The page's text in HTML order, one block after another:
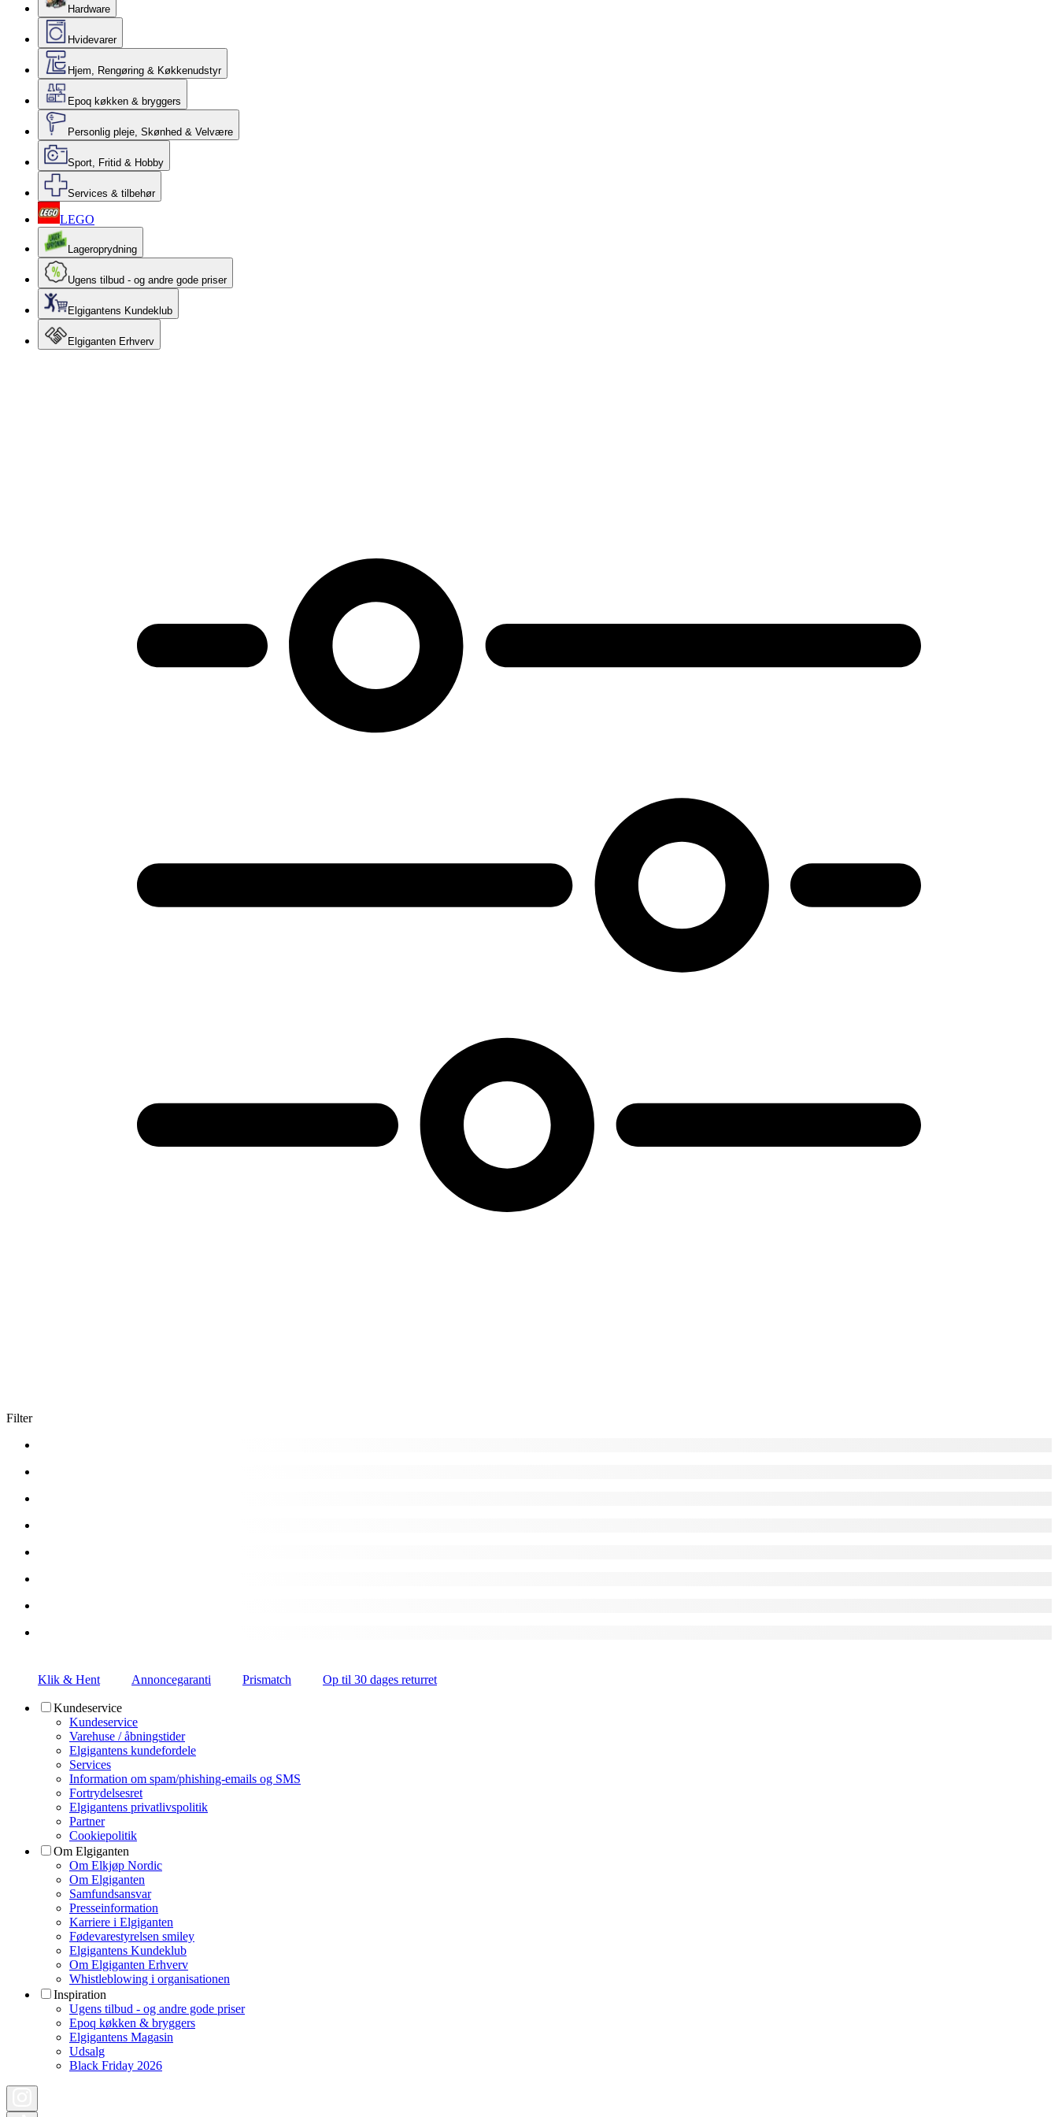
Hardware
Hvidevarer
Hjem, Rengøring & Køkkenudstyr
Epoq køkken & bryggers
Personlig pleje, Skønhed & Velvære
Sport, Fritid & Hobby
Services & tilbehør
LEGO
Lageroprydning
Ugens tilbud - og andre gode priser
Elgigantens Kundeklub
Elgiganten Erhverv
Filter
Klik & Hent Annoncegaranti Prismatch Op til 30 dages returret
Kundeservice
Kundeservice
Varehuse / åbningstider
Elgigantens kundefordele
Services
Information om spam/phishing-emails og SMS
Fortrydelsesret
Elgigantens privatlivspolitik
Partner
Cookiepolitik
Om Elgiganten
Om Elkjøp Nordic
Om Elgiganten
Samfundsansvar
Presseinformation
Karriere i Elgiganten
Fødevarestyrelsen smiley
Elgigantens Kundeklub
Om Elgiganten Erhverv
Whistleblowing i organisationen
Inspiration
Ugens tilbud - og andre gode priser
Epoq køkken & bryggers
Elgigantens Magasin
Udsalg
Black Friday 2026